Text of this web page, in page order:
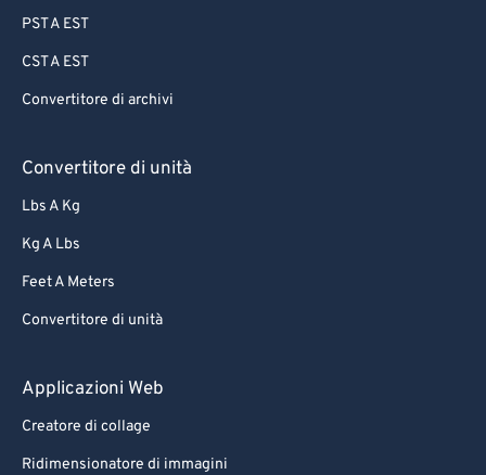
PST A EST
CST A EST
Convertitore di archivi
Convertitore di unità
Lbs A Kg
Kg A Lbs
Feet A Meters
Convertitore di unità
Applicazioni Web
Creatore di collage
Ridimensionatore di immagini